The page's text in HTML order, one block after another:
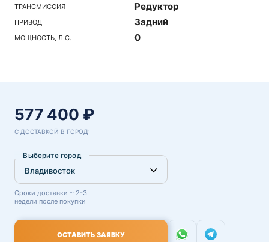
ТРАНСМИССИЯ Редуктор
ПРИВОД Задний
МОЩНОСТЬ, Л.С. 0
577 400 ₽
С ДОСТАВКОЙ В ГОРОД:
Выберите город
Сроки доставки ~ 2-3
недели после покупки
ОСТАВИТЬ ЗАЯВКУ